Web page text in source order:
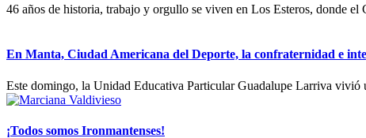
46 años de historia, trabajo y orgullo se viven en Los Esteros, donde
En Manta, Ciudad Americana del Deporte, la confraternidad e
Este domingo, la Unidad Educativa Particular Guadalupe Larriva vivió
¡Todos somos Ironmantenses!